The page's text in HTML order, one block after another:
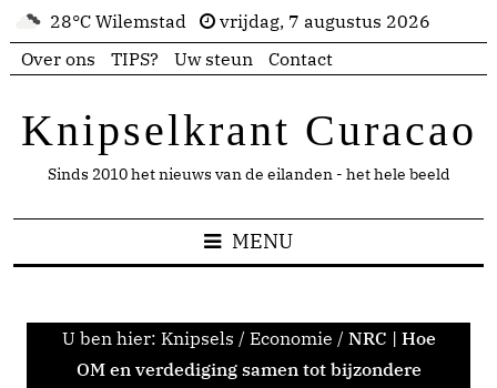
28°C Wilemstad
vrijdag, 7 augustus 2026
Over ons
TIPS? Uw steun Contact
Knipselkrant Curacao
Sinds 2010 het nieuws van de eilanden - het hele beeld
MENU
U ben hier: Knipsels / Economie / NRC | Hoe
OM en verdediging samen tot bijzondere